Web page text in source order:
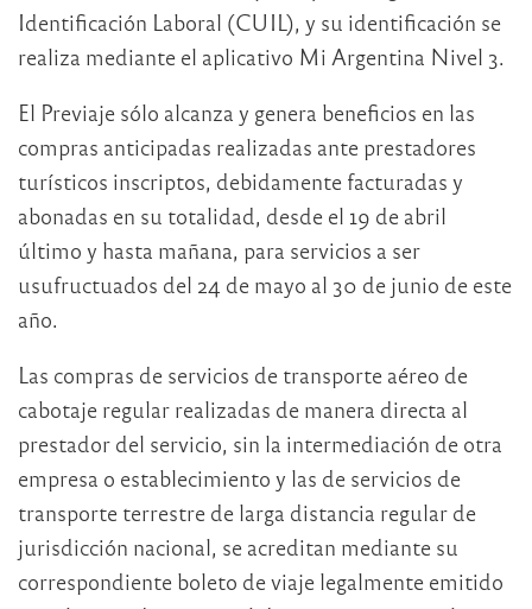
Identificación Laboral (CUIL), y su identificación se
realiza mediante el aplicativo Mi Argentina Nivel 3.
El Previaje sólo alcanza y genera beneficios en las
compras anticipadas realizadas ante prestadores
turísticos inscriptos, debidamente facturadas y
abonadas en su totalidad, desde el 19 de abril
último y hasta mañana, para servicios a ser
usufructuados del 24 de mayo al 30 de junio de este
año.
Las compras de servicios de transporte aéreo de
cabotaje regular realizadas de manera directa al
prestador del servicio, sin la intermediación de otra
empresa o establecimiento y las de servicios de
transporte terrestre de larga distancia regular de
jurisdicción nacional, se acreditan mediante su
correspondiente boleto de viaje legalmente emitido